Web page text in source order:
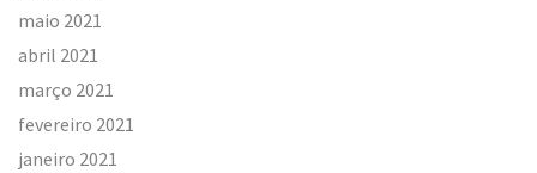
maio 2021
abril 2021
março 2021
fevereiro 2021
janeiro 2021